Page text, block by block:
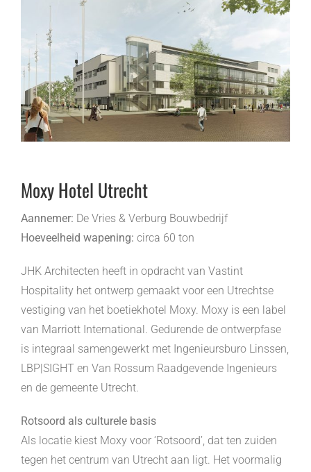
Moxy Hotel Utrecht
Aannemer: De Vries & Verburg Bouwbedrijf
Hoeveelheid wapening: circa 60 ton
JHK Architecten heeft in opdracht van Vastint
Hospitality het ontwerp gemaakt voor een Utrechtse
vestiging van het boetiekhotel Moxy. Moxy is een label
van Marriott International. Gedurende de ontwerpfase
is integraal samengewerkt met Ingenieursburo Linssen,
LBP|SIGHT en Van Rossum Raadgevende Ingenieurs
en de gemeente Utrecht.
Rotsoord als culturele basis
Als locatie kiest Moxy voor ‘Rotsoord’, dat ten zuiden
tegen het centrum van Utrecht aan ligt. Het voormalig